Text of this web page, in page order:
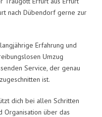
nach Dübendorf gerne zur
Erfahrung und
Umzug
Service, der genau
ist.
dich bei allen Schritten
Organisation über das